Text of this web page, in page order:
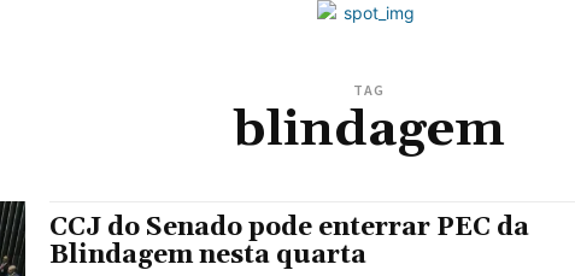
TAG
blindagem
CCJ do Senado pode enterrar PEC da
Blindagem nesta quarta